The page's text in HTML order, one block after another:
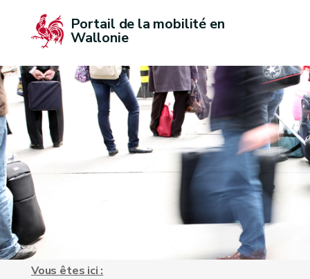
Portail de la mobilité en
Wallonie
Vous êtes ici :